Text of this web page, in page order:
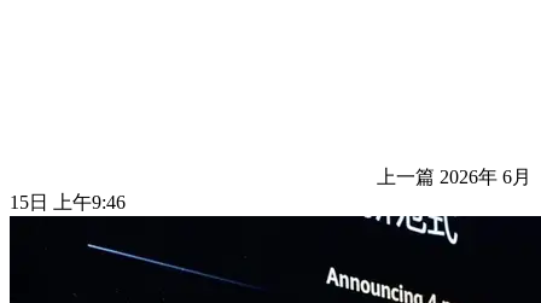
上一篇 2026年 6月
15日 上午9:46